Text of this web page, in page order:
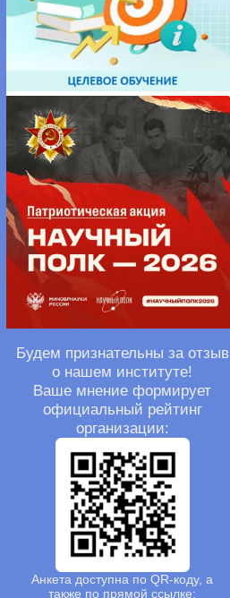
Будем признательны за отзыв
о нашем институте!
Ваше мнение формирует
официальный рейтинг
организации:
Анкета доступна по QR-коду, а
также по прямой ссылке: